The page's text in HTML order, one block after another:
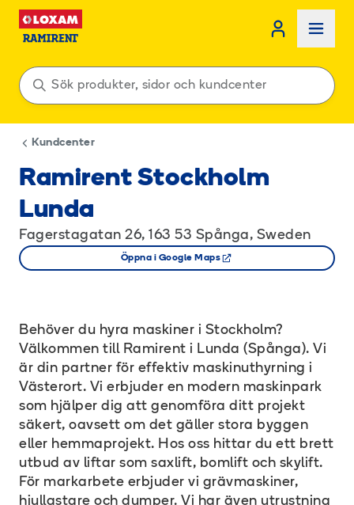
Kundcenter
Ramirent Stockholm
Lunda
Fagerstagatan 26, 163 53 Spånga, Sweden
Öppna i Google Maps
Behöver du hyra maskiner i Stockholm?
Välkommen till Ramirent i Lunda (Spånga). Vi
är din partner för effektiv maskinuthyrning i
Västerort. Vi erbjuder en modern maskinpark
som hjälper dig att genomföra ditt projekt
säkert, oavsett om det gäller stora byggen
eller hemmaprojekt. Hos oss hittar du ett brett
utbud av liftar som saxlift, bomlift och skylift.
För markarbete erbjuder vi grävmaskiner,
hjullastare och dumper. Vi har även utrustning